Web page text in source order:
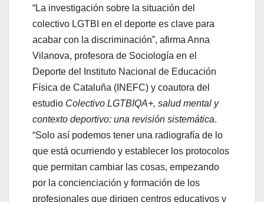
“La investigación sobre la situación del
colectivo LGTBI en el deporte es clave para
acabar con la discriminación”, afirma Anna
Vilanova, profesora de Sociología en el
Deporte del Instituto Nacional de Educación
Física de Cataluña (INEFC) y coautora del
estudio Colectivo LGTBIQA+, salud mental y
contexto deportivo: una revisión sistemática.
“Solo así podemos tener una radiografía de lo
que está ocurriendo y establecer los protocolos
que permitan cambiar las cosas, empezando
por la concienciación y formación de los
profesionales que dirigen centros educativos y